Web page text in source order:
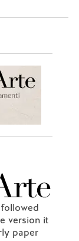
version it
paper